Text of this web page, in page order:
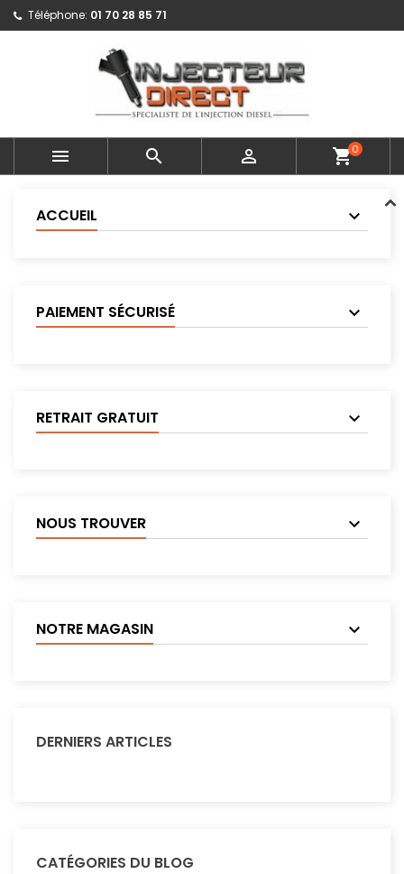
Téléphone: 01 70 28 85 71
   shopping_cart0
ACCUEIL
PAIEMENT SÉCURISÉ
RETRAIT GRATUIT
NOUS TROUVER
NOTRE MAGASIN
DERNIERS ARTICLES
CATÉGORIES DU BLOG